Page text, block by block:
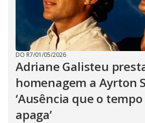
DO R7/01/05/2026
Adriane Galisteu
homenagem a Ayrton
‘Ausência que o
apaga’